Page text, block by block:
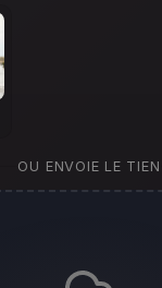
OU ENVOIE LE TIEN